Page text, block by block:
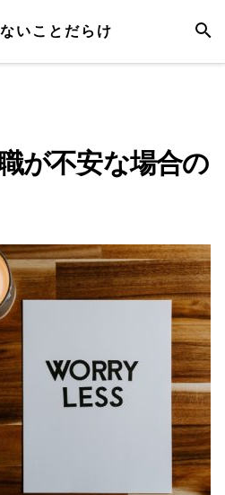
いことだらけ
が不安な場合の